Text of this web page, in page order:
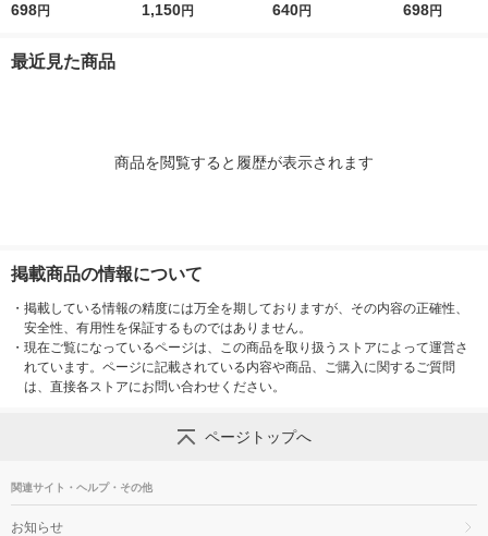
ストラバージン スペ
L
698円
ストラバージン スペ
1,150円
油 300g 1本 味の素 J-
640円
ンド 味の素
698円
最近見た商品
商品を閲覧すると履歴が表示されます
掲載商品の情報について
・ 掲載している情報の精度には万全を期しておりますが、その内容の正確性、
安全性、有用性を保証するものではありません。
・ 現在ご覧になっているページは、この商品を取り扱うストアによって運営さ
れています。ページに記載されている内容や商品、ご購入に関するご質問
は、直接各ストアにお問い合わせください。
ページトップへ
関連サイト・ヘルプ・その他
お知らせ